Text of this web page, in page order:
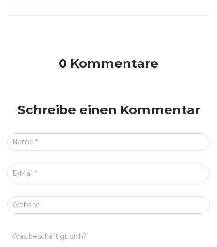
0 Kommentare
Schreibe einen Kommentar
Name *
E-Mail *
Website
Was beschäftigt dich?